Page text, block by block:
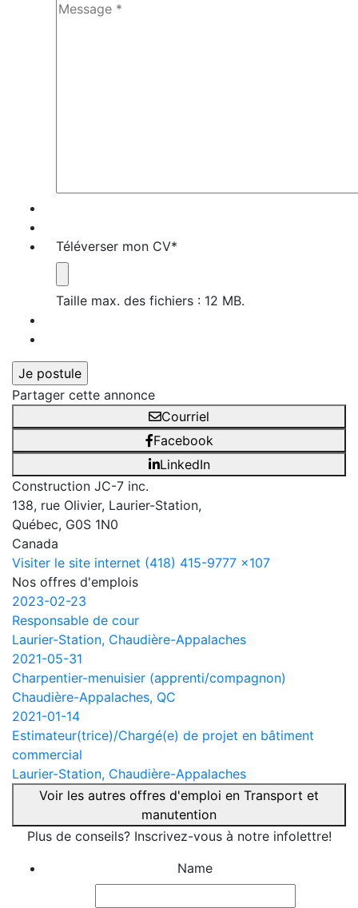
Téléverser mon CV*
Taille max. des fichiers : 12 MB.
Partager cette annonce
Courriel
Facebook
LinkedIn
Construction JC-7 inc.
138, rue Olivier, Laurier-Station,
Québec, G0S 1N0
Canada
Visiter le site internet (418) 415-9777 x107
Nos offres d'emplois
2023-02-23
Responsable de cour
Laurier-Station, Chaudière-Appalaches
2021-05-31
Charpentier-menuisier (apprenti/compagnon)
Chaudière-Appalaches, QC
2021-01-14
Estimateur(trice)/Chargé(e) de projet en bâtiment
commercial
Laurier-Station, Chaudière-Appalaches
Voir les autres offres d'emploi en Transport et
manutention
Plus de conseils? Inscrivez-vous à notre infolettre!
Name